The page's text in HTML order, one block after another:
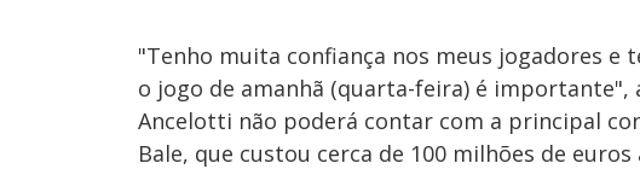
"Tenho muita confiança nos meus jogadores e
o jogo de amanhã (quarta-feira) é importante",
Ancelotti não poderá contar com a principal
Bale, que custou cerca de 100 milhões de